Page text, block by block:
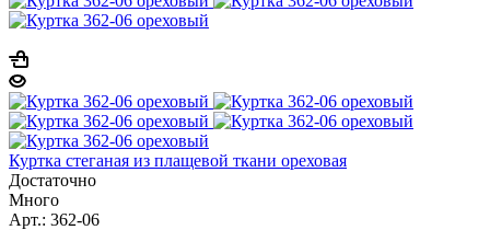
Куртка стеганая из плащевой ткани ореховая
Достаточно
Много
Арт.: 362-06